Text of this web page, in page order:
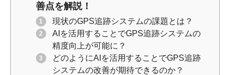
善点を解説！
現状のGPS追跡システムの課題とは？
AIを活用することでGPS追跡システムの
精度向上が可能に？
どのようにAIを活用することでGPS追跡
システムの改善が期待できるのか？